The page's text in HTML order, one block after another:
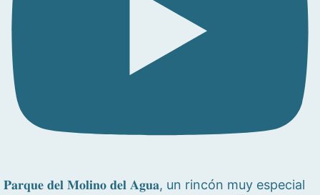
𝐏𝐚𝐫𝐪𝐮𝐞 𝐝𝐞𝐥 𝐌𝐨𝐥𝐢𝐧𝐨 𝐝𝐞𝐥 𝐀𝐠𝐮𝐚, un rincón muy especial